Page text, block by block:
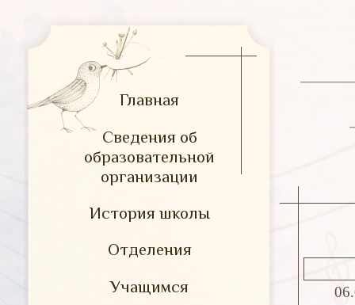
Главная
Сведения об
образовательной
организации
История школы
Отделения
Учащимся